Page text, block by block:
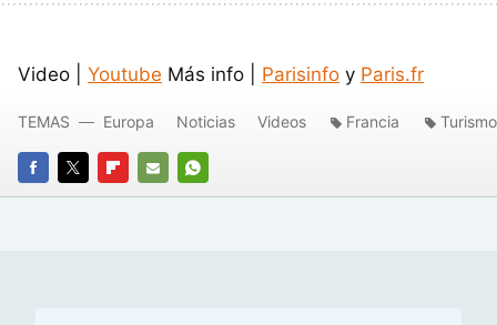
Video | Youtube Más info | Parisinfo y Paris.fr
FACEBOOK
TWITTERFLIPBOARD
E-
WHATSAPP
TEMAS Europa Noticias Videos Francia Turismo